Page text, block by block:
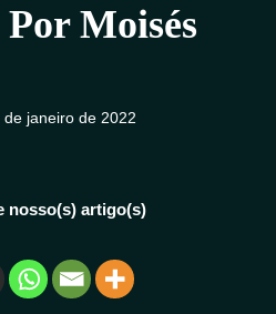
Moisés
de janeiro de 2022
nosso(s) artigo(s)